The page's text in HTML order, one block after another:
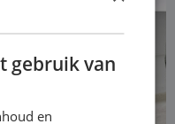
gebruik van
en